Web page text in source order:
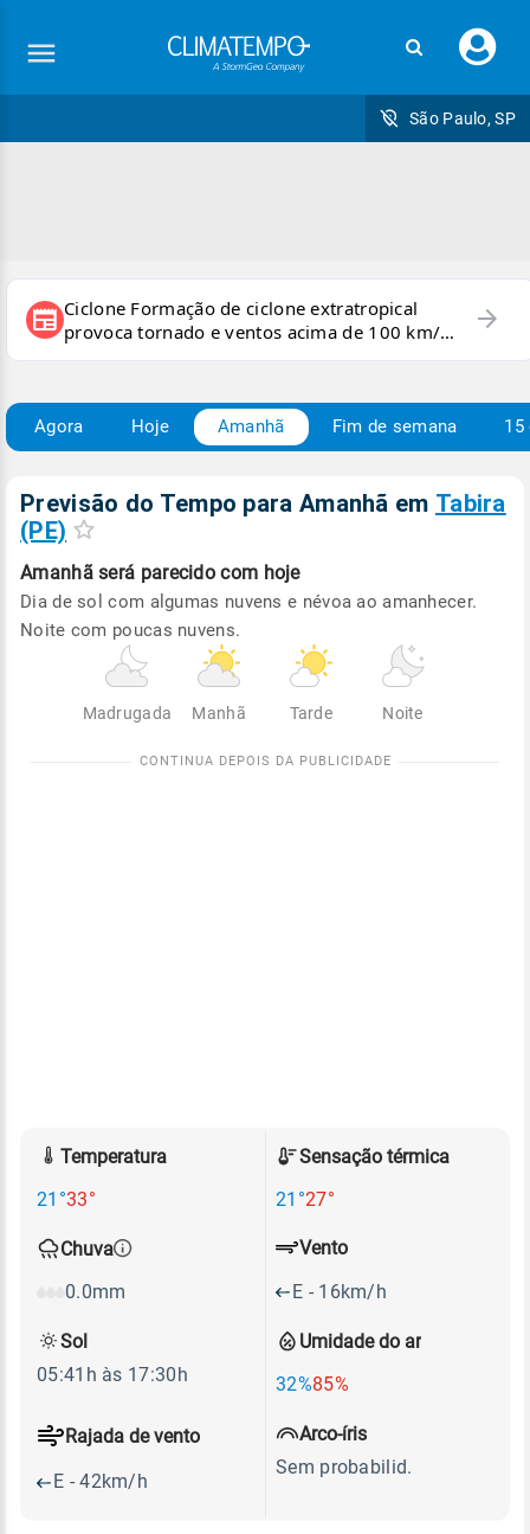
seu
São Paulo, SP
newspaper Ciclone Formação de ciclone extratropical
provoca tornado e ventos acima de 100 km/h
no RS
arrow_forward
Agora Hoje Amanhã Fim de semana 15
Previsão do Tempo para Amanhã em Tabira
(PE)
Amanhã será parecido com hoje
Dia de sol com algumas nuvens e névoa ao amanhecer.
Noite com poucas nuvens.
Madrugada Manhã Tarde Noite
Temperatura
21°33°
Sensação térmica
21°27°
Chuva
0.0mm
Umidade do ar
32%85%
Vento
E - 16km/h
Rajada de vento
E - 42km/h
Sol
05:41h às 17:30h
Arco-íris
Sem probabilid.